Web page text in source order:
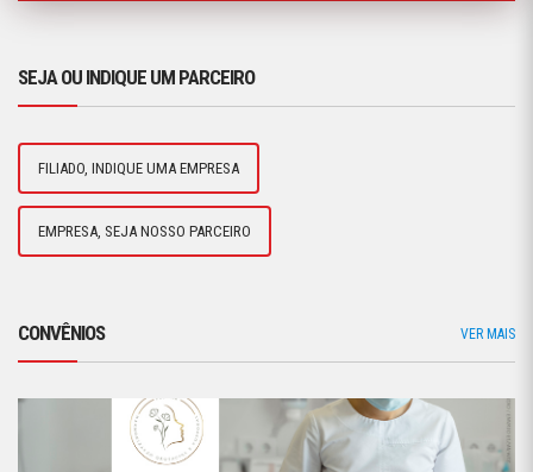
SEJA OU INDIQUE UM PARCEIRO
FILIADO, INDIQUE UMA EMPRESA
EMPRESA, SEJA NOSSO PARCEIRO
CONVÊNIOS VER MAIS